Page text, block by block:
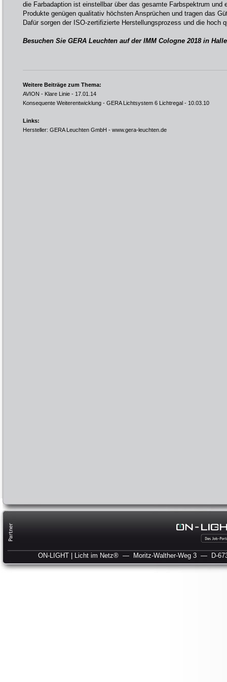
die Farbadaption ist einstellbar über das gesamte Farbspektrum und
Produkte genügen qualitativ höchsten Ansprüchen und tragen das
Dafür sorgen der ISO-zertifizierte Herstellungsprozess und die hoch
Besuchen Sie GERA Leuchten auf der IMM Cologne 2018 in
Weitere Beiträge zum Thema:
AVION - Klare Linie - 17.01.14
Konsequente Weiterentwicklung - GERA Lichtsystem 6 Lichtregal - 10.03.10
Links:
Hersteller: GERA Leuchten GmbH - www.gera-leuchten.de
ON-LIGHT | Licht im Netz® — Moritz-Walther-Weg 3 — D-